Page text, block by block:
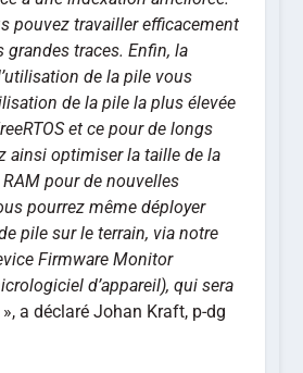
pouvez travailler efficacement
grandes traces. Enfin, la
de la pile vous
de la pile la plus élevée
et ce pour de longs
ainsi optimiser la taille de la
pour de nouvelles
pourrez même déployer
pile sur le terrain, via notre
Firmware Monitor
d’appareil), qui sera
», a déclaré Johan Kraft, p-dg